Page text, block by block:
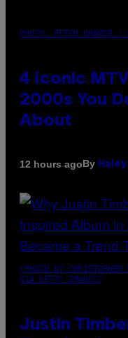
PHOTO: PETER KRAMER /
4 Iconic
2000s You
About
12 hours agoBy
(PHOTO BY CHRISTOPHER
VIA GETTY IMAGES)
Justin